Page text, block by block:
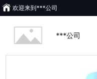
欢迎来到***公司
***公司